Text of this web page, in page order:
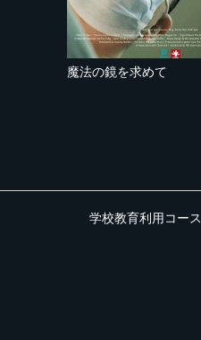
魔法の鏡を求めて
学校教育利用コース